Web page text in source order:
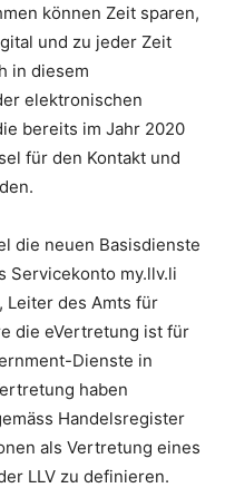
können Zeit sparen,
und zu jeder Zeit
in diesem
elektronischen
bereits im Jahr 2020
für den Kontakt und
die neuen Basisdienste
Servicekonto my.llv.li
Leiter des Amts für
die eVertretung ist für
Dienste in
haben
Handelsregister
als Vertretung eines
LLV zu definieren.